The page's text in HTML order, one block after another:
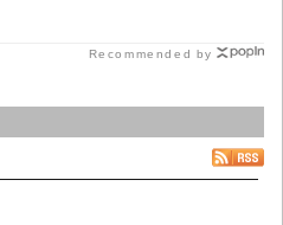
Recommended by